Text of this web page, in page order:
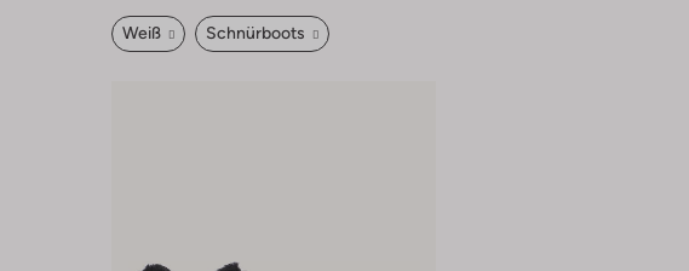
Weiß Schnürboots